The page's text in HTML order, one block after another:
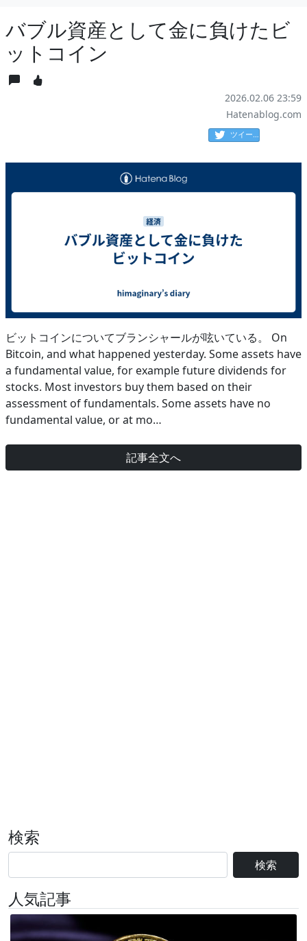
バブル資産として金に負けたビ
ットコイン
2026.02.06 23:59
Hatenablog.com
ツイート
ビットコインについてブランシャールが呟いている。 On
Bitcoin, and what happened yesterday. Some assets have
a fundamental value, for example future dividends for
stocks. Most investors buy them based on their
assessment of fundamentals. Some assets have no
fundamental value, or at mo…
記事全文へ
検索
検索
人気記事